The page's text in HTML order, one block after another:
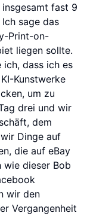
fast 9
sage das
Print-on-
liegen sollte.
ich, dass ich es
Kunstwerke
um zu
drei und wir
dem
Dinge auf
die auf eBay
wie dieser Bob
wir den
Vergangenheit